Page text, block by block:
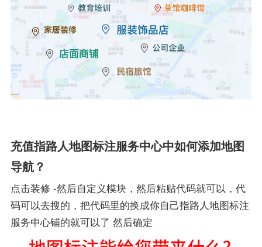
充值指路人地图标注服务中心中如何添加地图
导航？
点击装修 -然后自定义模块，然后粘贴代码就可以，代
码可以去搜的，把代码里的换成你自己指路人地图标注
服务中心铺的就可以了 然后确定